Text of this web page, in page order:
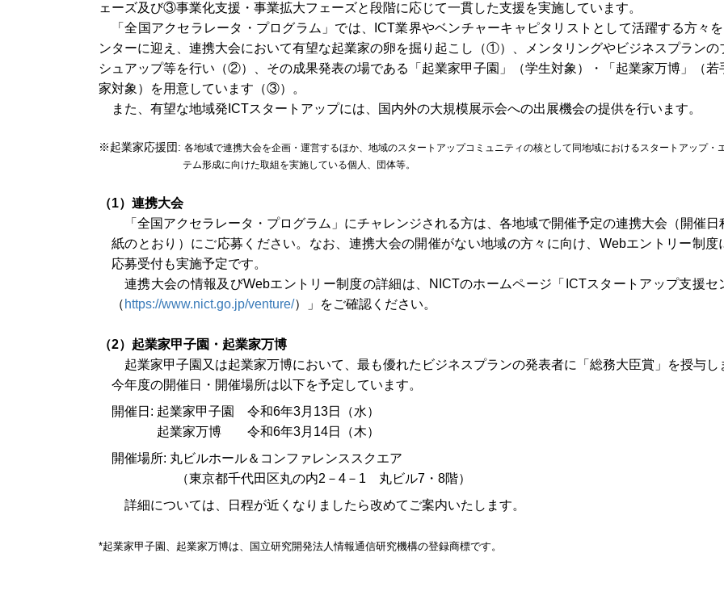
ェーズ及び③事業化支援・事業拡大フェーズと段階に応じて一貫した支援を実施しています。
「全国アクセラレータ・プログラム」では、ICT業界やベンチャーキャピタリストとして活躍する方々
ンターに迎え、連携大会において有望な起業家の卵を掘り起こし（①）、メンタリングやビジネスプランの
シュアップ等を行い（②）、その成果発表の場である「起業家甲子園」（学生対象）・「起業家万博」（若
家対象）を用意しています（③）。
また、有望な地域発ICTスタートアップには、国内外の大規模展示会への出展機会の提供を行います。
※起業家応援団: 各地域で連携大会を企画・運営するほか、地域のスタートアップコミュニティの核として同地域におけるスタートアップ・
テム形成に向けた取組を実施している個人、団体等。
（1）連携大会
「全国アクセラレータ・プログラム」にチャレンジされる方は、各地域で開催予定の連携大会（開催日
紙のとおり）にご応募ください。なお、連携大会の開催がない地域の方々に向け、Webエントリー制度
応募受付も実施予定です。
連携大会の情報及びWebエントリー制度の詳細は、NICTのホームページ「ICTスタートアップ支援セ
（ https://www.nict.go.jp/venture/）」をご確認ください。
（2）起業家甲子園・起業家万博
起業家甲子園又は起業家万博において、最も優れたビジネスプランの発表者に「総務大臣賞」を授与し
今年度の開催日・開催場所は以下を予定しています。
開催日: 起業家甲子園 令和6年3月13日（水）
起業家万博 令和6年3月14日（木）
開催場所: 丸ビルホール＆コンファレンススクエア
（東京都千代田区丸の内2－4－1 丸ビル7・8階）
詳細については、日程が近くなりましたら改めてご案内いたします。
*起業家甲子園、起業家万博は、国立研究開発法人情報通信研究機構の登録商標です。